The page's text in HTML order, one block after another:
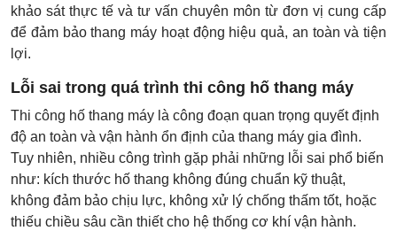
khảo sát thực tế và tư vấn chuyên môn từ đơn vị cung cấp
để đảm bảo thang máy hoạt động hiệu quả, an toàn và tiện
lợi.
Lỗi sai trong quá trình thi công hố thang máy
Thi công hố thang máy là công đoạn quan trọng quyết định
độ an toàn và vận hành ổn định của thang máy gia đình.
Tuy nhiên, nhiều công trình gặp phải những lỗi sai phổ biến
như: kích thước hố thang không đúng chuẩn kỹ thuật,
không đảm bảo chịu lực, không xử lý chống thấm tốt, hoặc
thiếu chiều sâu cần thiết cho hệ thống cơ khí vận hành.